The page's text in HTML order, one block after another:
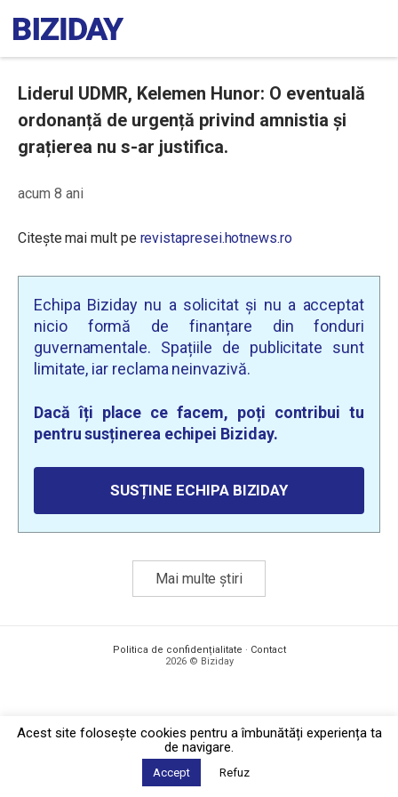
Liderul UDMR, Kelemen Hunor: O eventuală
ordonanță de urgență privind amnistia și
grațierea nu s-ar justifica.
acum 8 ani
Citește mai mult pe revistapresei.hotnews.ro
Echipa Biziday nu a solicitat și nu a acceptat
nicio formă de finanțare din fonduri
guvernamentale. Spațiile de publicitate sunt
limitate, iar reclama neinvazivă.
Dacă îți place ce facem, poți contribui tu
pentru susținerea echipei Biziday.
SUSȚINE ECHIPA BIZIDAY
Mai multe știri
Politica de confidențialitate · Contact
2026 © Biziday
Acest site foloseşte cookies pentru a îmbunătăți experiența ta
de navigare.
Accept Refuz